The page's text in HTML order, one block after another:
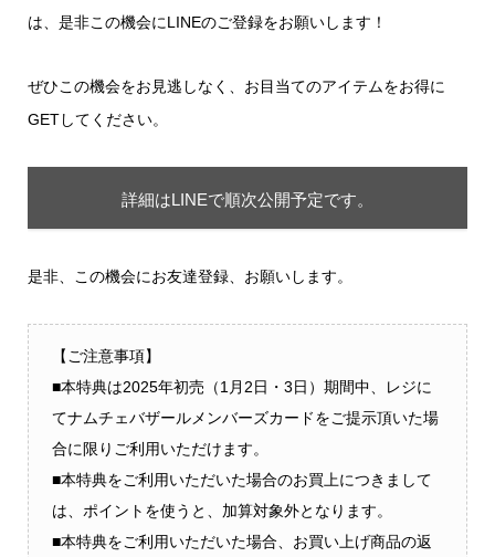
は、是非この機会にLINEのご登録をお願いします！
ぜひこの機会をお見逃しなく、お目当てのアイテムをお得に
GETしてください。
詳細はLINEで順次公開予定です。
是非、この機会にお友達登録、お願いします。
【ご注意事項】
■本特典は2025年初売（1月2日・3日 ） 期間中、レジに
てナムチェバザールメンバーズカードをご提示頂いた場
合に限りご利用いただけます。
■本特典をご利用いただいた場合のお買上につきまして
は、ポイントを使うと、加算対象外となります。
■本特典をご利用いただいた場合、お買い上げ商品の返